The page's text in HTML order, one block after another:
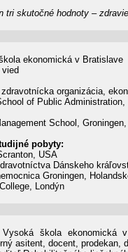
tri skutočné hodnoty –
ekonomická v Bratislave
vied
organizácia,
of Public
School,
pobyty:
USA
Dánskeho
Groningen,
Londýn
Vysoká škola ekonomická
asitent, docent, prodekan,